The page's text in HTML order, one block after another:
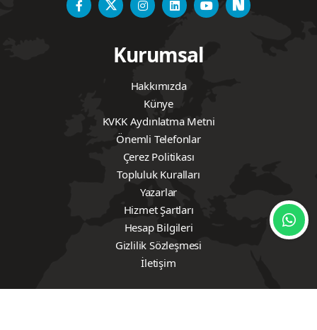
Kurumsal
Hakkımızda
Künye
KVKK Aydınlatma Metni
Önemli Telefonlar
Çerez Politikası
Topluluk Kuralları
Yazarlar
Hizmet Şartları
Hesap Bilgileri
Gizlilik Sözleşmesi
İletişim